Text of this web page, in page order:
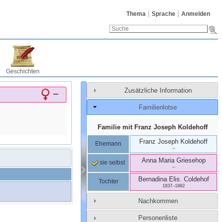
Thema Sprache Anmelden
Geschichten
– Zusätzliche Information
Familienlotse
Familie mit Franz Joseph Koldehoff
Ehemann Franz Joseph Koldehoff
–
sie selbst Anna Maria Griesehop
–
Tochter Bernadina Elis. Coldehof
1837–1882
Nachkommen
Personenliste